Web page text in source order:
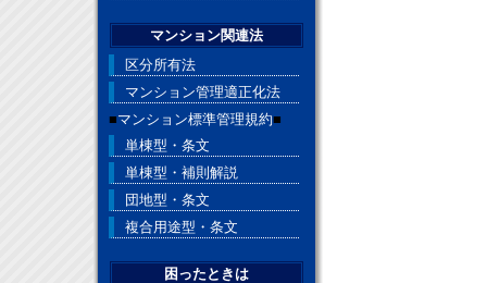
マンション関連法
区分所有法
マンション管理適正化法
■マンション標準管理規約■
単棟型・条文
単棟型・補則解説
団地型・条文
複合用途型・条文
困ったときは